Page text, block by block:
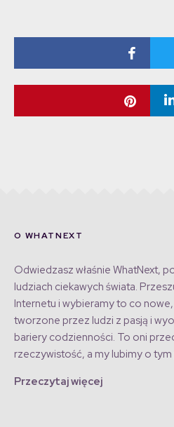
O WHATNEXT
Odwiedzasz właśnie WhatNext,
ludziach ciekawych świata.
Internetu i wybieramy to co
tworzone przez ludzi z pasją i
bariery codzienności. To oni
rzeczywistość, a my lubimy o tym
Przeczytaj więcej